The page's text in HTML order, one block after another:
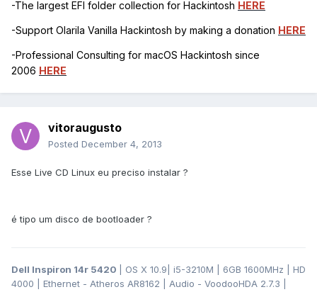
-The largest EFI folder collection for Hackintosh HERE
-Support Olarila Vanilla Hackintosh by making a donation HERE
-Professional Consulting for macOS Hackintosh since
2006 HERE
vitoraugusto
Posted December 4, 2013
Esse Live CD Linux eu preciso instalar ?
é tipo um disco de bootloader ?
Dell Inspiron 14r 5420
| OS X 10.9| i5-3210M | 6GB 1600MHz | HD
4000 | Ethernet - Atheros AR8162 | Audio - VoodooHDA 2.7.3 |